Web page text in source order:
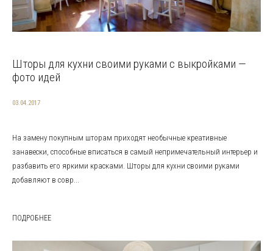
Шторы для кухни своими руками с выкройками —
фото идей
03.04.2017
На замену покупным шторам приходят необычные креативные
занавески, способные вписаться в самый непримечательный интерьер и
разбавить его яркими красками. Шторы для кухни своими руками
добавляют в совр...
ПОДРОБНЕЕ